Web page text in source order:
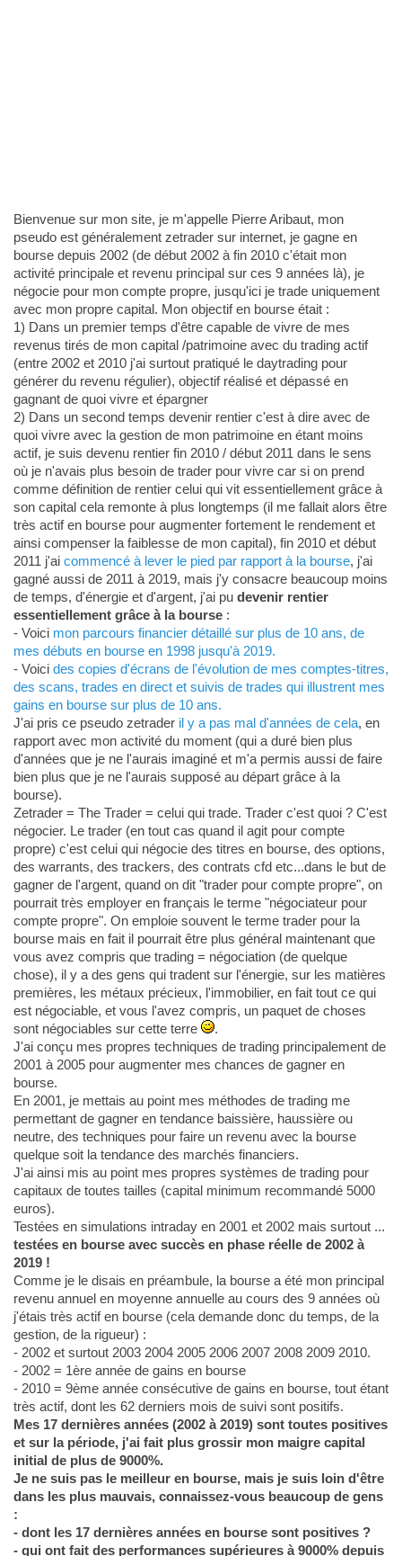
Bienvenue sur mon site, je m'appelle Pierre Aribaut, mon
pseudo est généralement zetrader sur internet, je gagne en
bourse depuis 2002 (de début 2002 à fin 2010 c'était mon
activité principale et revenu principal sur ces 9 années là), je
négocie pour mon compte propre, jusqu'ici je trade uniquement
avec mon propre capital. Mon objectif en bourse était :
1) Dans un premier temps d'être capable de vivre de mes
revenus tirés de mon capital /patrimoine avec du trading actif
(entre 2002 et 2010 j'ai surtout pratiqué le daytrading pour
générer du revenu régulier), objectif réalisé et dépassé en
gagnant de quoi vivre et épargner
2) Dans un second temps devenir rentier c'est à dire avec de
quoi vivre avec la gestion de mon patrimoine en étant moins
actif, je suis devenu rentier fin 2010 / début 2011 dans le sens
où je n'avais plus besoin de trader pour vivre car si on prend
comme définition de rentier celui qui vit essentiellement grâce à
son capital cela remonte à plus longtemps (il me fallait alors être
très actif en bourse pour augmenter fortement le rendement et
ainsi compenser la faiblesse de mon capital), fin 2010 et début
2011 j'ai commencé à lever le pied par rapport à la bourse, j'ai
gagné aussi de 2011 à 2019, mais j'y consacre beaucoup moins
de temps, d'énergie et d'argent, j'ai pu devenir rentier
essentiellement grâce à la bourse:
- Voici mon parcours financier détaillé sur plus de 10 ans, de
mes débuts en bourse en 1998 jusqu'à 2019.
- Voici des copies d'écrans de l'évolution de mes comptes-titres,
des scans, trades en direct et suivis de trades qui illustrent mes
gains en bourse sur plus de 10 ans.
J'ai pris ce pseudo zetrader il y a pas mal d'années de cela, en
rapport avec mon activité du moment (qui a duré bien plus
d'années que je ne l'aurais imaginé et m'a permis aussi de faire
bien plus que je ne l'aurais supposé au départ grâce à la
bourse).
Zetrader = The Trader = celui qui trade. Trader c'est quoi ? C'est
négocier. Le trader (en tout cas quand il agit pour compte
propre) c'est celui qui négocie des titres en bourse, des options,
des warrants, des trackers, des contrats cfd etc...dans le but de
gagner de l'argent, quand on dit "trader pour compte propre", on
pourrait très employer en français le terme "négociateur pour
compte propre". On emploie souvent le terme trader pour la
bourse mais en fait il pourrait être plus général maintenant que
vous avez compris que trading = négociation (de quelque
chose), il y a des gens qui tradent sur l'énergie, sur les matières
premières, les métaux précieux, l'immobilier, en fait tout ce qui
est négociable, et vous l'avez compris, un paquet de choses
sont négociables sur cette terre
.
J'ai conçu mes propres techniques de trading principalement de
2001 à 2005 pour augmenter mes chances de gagner en
bourse.
En 2001, je mettais au point mes méthodes de trading me
permettant de gagner en tendance baissière, haussière ou
neutre, des techniques pour faire un revenu avec la bourse
quelque soit la tendance des marchés financiers.
J'ai ainsi mis au point mes propres systèmes de trading pour
capitaux de toutes tailles (capital minimum recommandé 5000
euros).
Testées en simulations intraday en 2001 et 2002 mais surtout ...
testées en bourse avec succès en phase réelle de 2002 à
2019 !
Comme je le disais en préambule, la bourse a été mon principal
revenu annuel en moyenne annuelle au cours des 9 années où
j'étais très actif en bourse (cela demande donc du temps, de la
gestion, de la rigueur) :
- 2002 et surtout 2003 2004 2005 2006 2007 2008 2009 2010.
- 2002 = 1ère année de gains en bourse
- 2010 = 9ème année consécutive de gains en bourse, tout étant
très actif, dont les 62 derniers mois de suivi sont positifs.
Mes 17 dernières années (2002 à 2019) sont toutes positives
et sur la période, j'ai fait plus grossir mon maigre capital
initial de plus de 9000%.
Je ne suis pas le meilleur en bourse, mais je suis loin d'être
dans les plus mauvais, connaissez-vous beaucoup de gens
:
- dont les 17 dernières années en bourse sont positives ?
- qui ont fait des performances supérieures à 9000% depuis